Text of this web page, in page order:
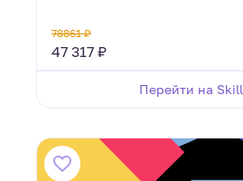
78861 ₽
47 317 ₽
Перейти на